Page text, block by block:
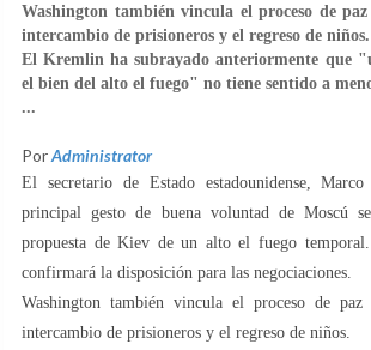
Washington también vincula el proceso de paz
intercambio de prisioneros y el regreso de niños.
El Kremlin ha subrayado anteriormente que
el bien del alto el fuego" no tiene sentido a
...
PorAdministrator
El secretario de Estado estadounidense,
principal gesto de buena voluntad de Moscú
propuesta de Kiev de un alto el fuego
confirmará la disposición para las negociaciones.
Washington también vincula el proceso de paz
intercambio de prisioneros y el regreso de niños.